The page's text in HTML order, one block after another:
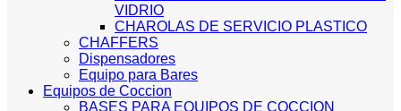
VIDRIO
CHAROLAS DE SERVICIO PLASTICO
CHAFFERS
Dispensadores
Equipo para Bares
Equipos de Coccion
BASES PARA EQUIPOS DE COCCION